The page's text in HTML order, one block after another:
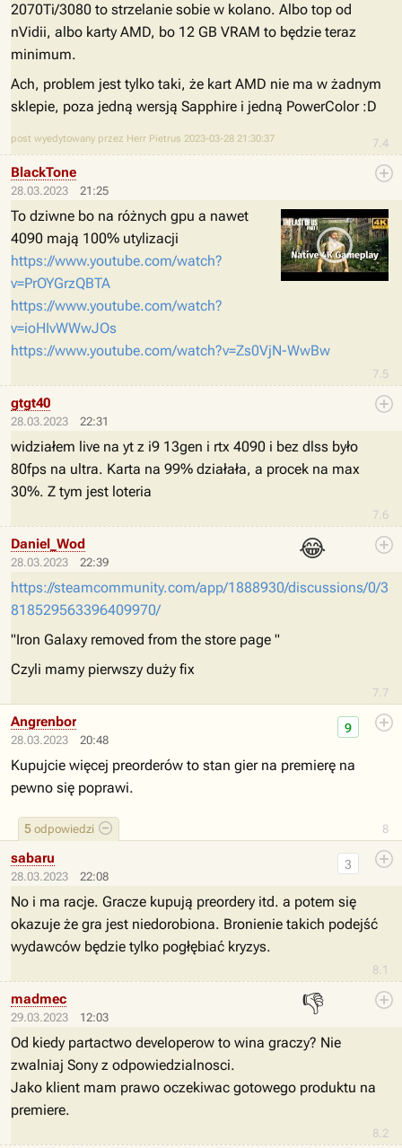
7.4
2070Ti/3080 to strzelanie sobie w kolano. Albo top od
nVidii, albo karty AMD, bo 12 GB VRAM to będzie teraz
minimum.
Ach, problem jest tylko taki, że kart AMD nie ma w żadnym
sklepie, poza jedną wersją Sapphire i jedną PowerColor :D
post wyedytowany przez Herr Pietrus 2023-03-28 21:30:37
28.03.2023 21:25
7.5
BlackTone
To dziwne bo na różnych gpu a nawet
4090 mają 100% utylizacji
https://www.youtube.com/watch?
v=PrOYGrzQBTA
https://www.youtube.com/watch?
v=ioHIvWWwJOs
https://www.youtube.com/watch?v=Zs0VjN-WwBw
28.03.2023 22:31
7.6
gtgt40
widziałem live na yt z i9 13gen i rtx 4090 i bez dlss było
80fps na ultra. Karta na 99% działała, a procek na max
30%. Z tym jest loteria
28.03.2023 22:39
😂
7.7
Daniel_Wod
https://steamcommunity.com/app/1888930/discussions/0/3
818529563396409970/
"Iron Galaxy removed from the store page "
Czyli mamy pierwszy duży fix
28.03.2023 20:48
8
9
5 odpowiedzi
Angrenbor
Kupujcie więcej preorderów to stan gier na premierę na
pewno się poprawi.
28.03.2023 22:08
8.1
3
sabaru
No i ma racje. Gracze kupują preordery itd. a potem się
okazuje że gra jest niedorobiona. Bronienie takich podejść
wydawców będzie tylko pogłębiać kryzys.
29.03.2023 12:03
👎
8.2
madmec
Od kiedy partactwo developerow to wina graczy? Nie
zwalniaj Sony z odpowiedzialnosci.
Jako klient mam prawo oczekiwac gotowego produktu na
premiere.